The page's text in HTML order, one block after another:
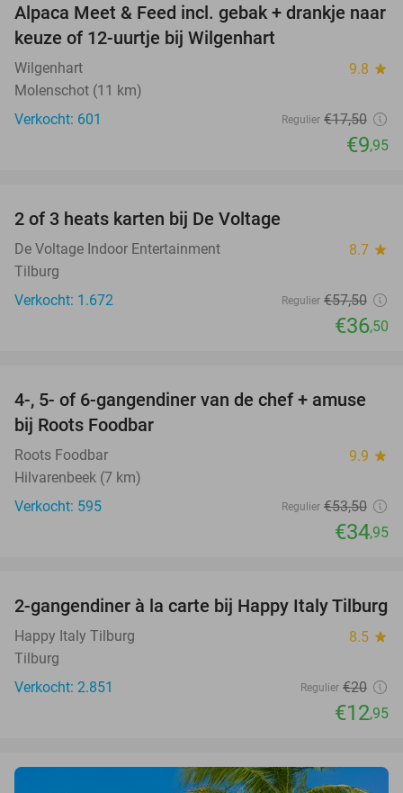
43%
Alpaca Meet & Feed incl. gebak + drankje naar
keuze of 12-uurtje bij Wilgenhart
Wilgenhart 9.8 star
Molenschot (11 km)
Verkocht: 601
Regulier €17,50
€9,95
2 of 3 heats karten bij De Voltage
De Voltage Indoor Entertainment 8.7 star
Tilburg
Verkocht: 1.672
Regulier €57,50
€36,50
35%
4-, 5- of 6-gangendiner van de chef + amuse
bij Roots Foodbar
Roots Foodbar 9.9 star
Hilvarenbeek (7 km)
Verkocht: 595
Regulier €53,50
€34,95
35%
2-gangendiner à la carte bij Happy Italy Tilburg
Happy Italy Tilburg 8.5 star
Tilburg
Verkocht: 2.851
Regulier €20
€12,95